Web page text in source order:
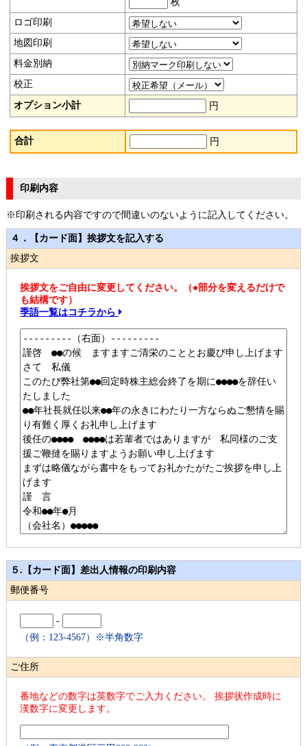
ロゴ印刷
地図印刷
料金別納
校正
オプション小計 円
合計 円
印刷内容
※印刷される内容ですので間違いのないように記入してください。
４．【カード面】挨拶文を記入する
挨拶文
挨拶文をご自由に変更してください。（●部分を変えるだけで
も結構です）
季語一覧はコチラから
５.【カード面】差出人情報の印刷内容
郵便番号
-
（例：123-4567）※半角数字
ご住所
番地などの数字は英数字でご入力ください。 挨拶状作成時に
漢数字に変更します。